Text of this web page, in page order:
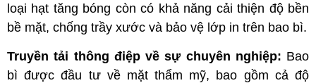
loại hạt tăng bóng còn có khả năng cải thiện độ bền
bề mặt, chống trầy xước và bảo vệ lớp in trên bao bì.
Truyền tải thông điệp về sự chuyên nghiệp: Bao
bì được đầu tư về mặt thẩm mỹ, bao gồm cả độ